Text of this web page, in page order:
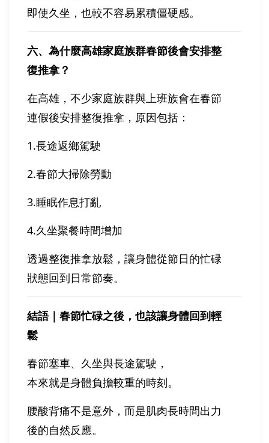
即使久坐，也較不容易累積僵硬感。
六、為什麼高雄家庭族群春節後會安排整
復推拿？
在高雄，不少家庭族群與上班族會在春節
連假後安排整復推拿，原因包括：
1.長途返鄉駕駛
2.春節大掃除勞動
3.睡眠作息打亂
4.久坐聚餐時間增加
透過整復推拿放鬆，讓身體從節日的忙碌
狀態回到日常節奏。
結語｜春節忙碌之後，也該讓身體回到輕
鬆
春節塞車、久坐與長途駕駛，
本來就是身體負擔較重的時刻。
腰酸背痛不是意外，而是肌肉長時間出力
後的自然反應。